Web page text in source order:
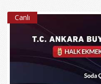
Canlı